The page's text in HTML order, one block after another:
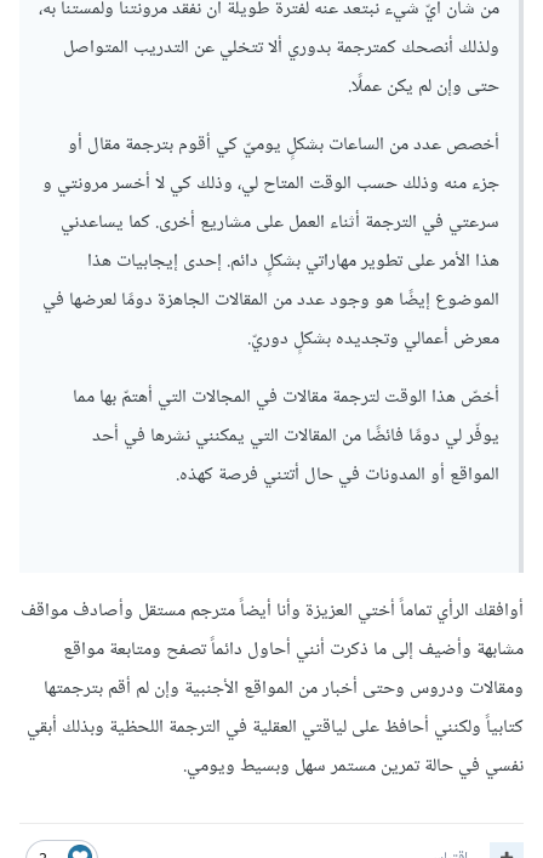
من شان أيّ شيء نبتعد عنه لفترة طويلة أن نفقد مرونتنا ولمستنا به،
ولذلك أنصحك كمترجمة بدوري ألا تتخلي عن التدريب المتواصل
حتى وإن لم يكن عملًا.
أخصص عدد من الساعات بشكلٍ يوميّ كي أقوم بترجمة مقال أو
جزء منه وذلك حسب الوقت المتاح لي، وذلك كي لا أخسر مرونتي و
سرعتي في الترجمة أثناء العمل على مشاريع أخرى. كما يساعدني
هذا الأمر على تطوير مهاراتي بشكلٍ دائم. إحدى إيجابيات هذا
الموضوع إيضًا هو وجود عدد من المقالات الجاهزة دومًا لعرضها في
معرض أعمالي وتجديده بشكلٍ دوريّ.
أخصّ هذا الوقت لترجمة مقالات في المجالات التي أهتمّ بها مما
يوفّر لي دومًا فائضًا من المقالات التي يمكنني نشرها في أحد
المواقع أو المدونات في حال أتتني فرصة كهذه.
أوافقك الرأي تماماً أختي العزيزة وأنا أيضاً مترجم مستقل وأصادف مواقف
مشابهة وأضيف إلى ما ذكرت أنني أحاول دائماً تصفح ومتابعة مواقع
ومقالات ودروس وحتى أخبار من المواقع الأجنبية وإن لم أقم بترجمتها
كتابياً ولكنني أحافظ على لياقتي العقلية في الترجمة اللحظية وبذلك أبقي
نفسي في حالة تمرين مستمر سهل وبسيط ويومي.